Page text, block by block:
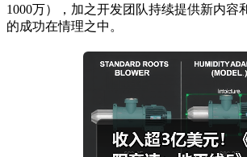
1000万），加之开发团队持续提供新内容
的成功在情理之中。